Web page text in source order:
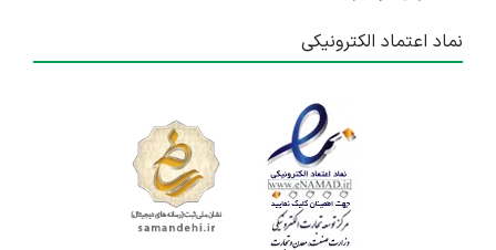
نماد اعتماد الکترونیکی